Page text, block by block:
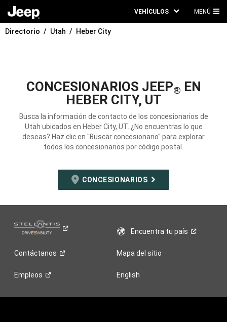
VEHÍCULOS MENÚ
Directorio Utah Heber City
CONCESIONARIOS JEEP® EN
HEBER CITY, UT
Busca la información de contacto de los concesionarios de
Utah ubicados en Heber City, UT. ¿No encuentras lo que
deseas? Haz clic en "Buscar concesionario" para explorar
todos los concesionarios por código postal.
CONCESIONARIOS
Encuentra tupaís
Contáctanos Mapa del sitio
Empleos English